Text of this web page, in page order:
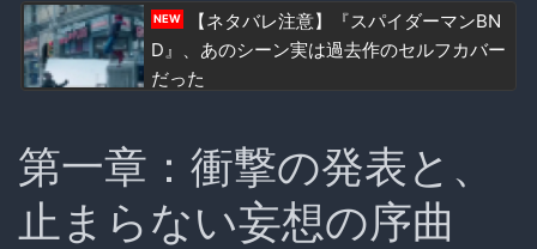
NEW
【ネタバレ注意】『スパイダーマンBN
D』、あのシーン実は過去作のセルフカバー
だった
第一章：衝撃の発表と、
止まらない妄想の序曲